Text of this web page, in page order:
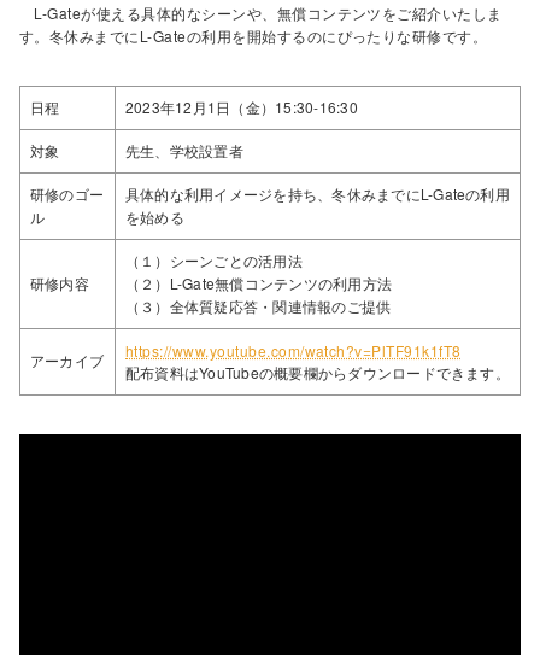
L-Gateが使える具体的なシーンや、無償コンテンツをご紹介いたしま
す。冬休みまでにL-Gateの利用を開始するのにぴったりな研修です。
日程 2023年12月1日（金）15:30-16:30
対象 先生、学校設置者
研修のゴー
ル
具体的な利用イメージを持ち、冬休みまでにL-Gateの利用
を始める
研修内容
（１）シーンごとの活用法
（２）L-Gate無償コンテンツの利用方法
（３）全体質疑応答・関連情報のご提供
アーカイブ
https://www.youtube.com/watch?v=PlTF91k1fT8
配布資料はYouTubeの概要欄からダウンロードできます。